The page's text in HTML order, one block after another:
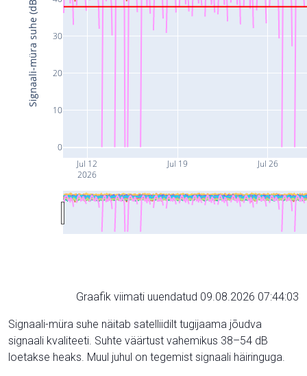
Jul 12
2026
Jul 19 Jul 26
0
10
20
30
Signaali-müra suhe (dB)
Graafik viimati uuendatud 09.08.2026 07:44:03
Signaali-müra suhe näitab satelliidilt tugijaama jõudva
signaali kvaliteeti. Suhte väärtust vahemikus 38–54 dB
loetakse heaks. Muul juhul on tegemist signaali häiringuga.